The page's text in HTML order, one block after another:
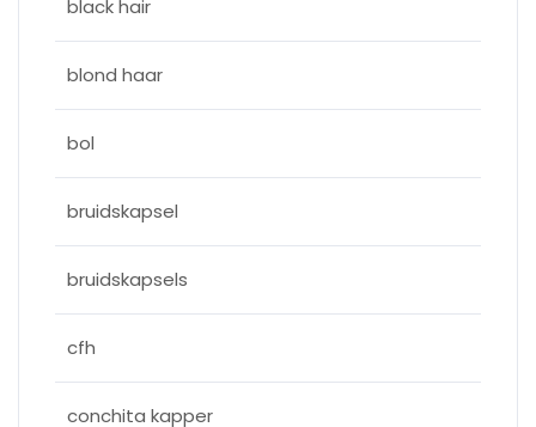
black hair
blond haar
bol
bruidskapsel
bruidskapsels
cfh
conchita kapper